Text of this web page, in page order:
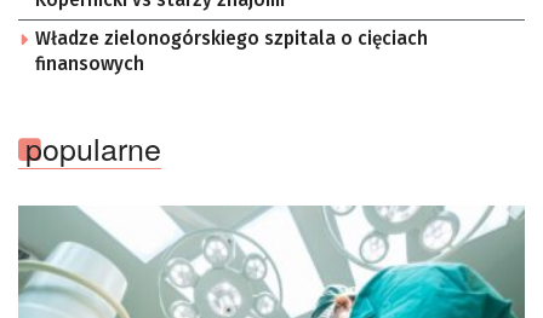
Władze zielonogórskiego szpitala o cięciach
finansowych
popularne